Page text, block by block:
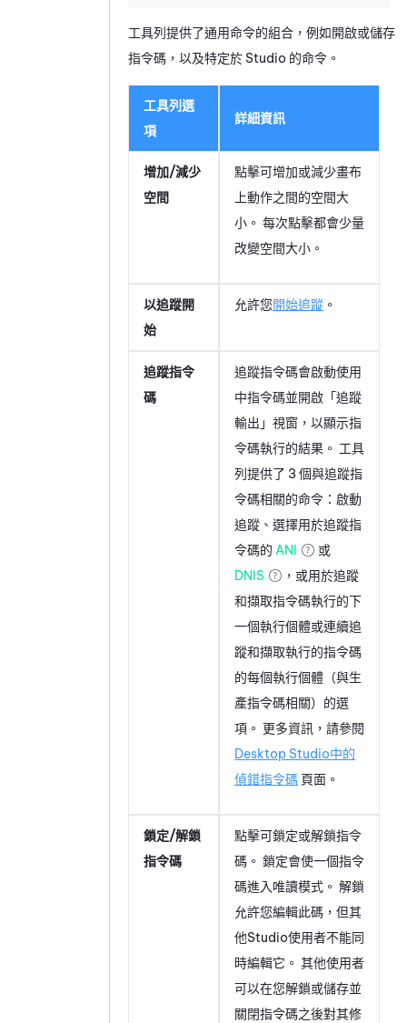
工具列提供了通用命令的組合，例如開啟或儲存
指令碼，以及特定於 Studio 的命令。
工具列選
項
詳細資訊
增加/減少
空間
點擊可增加或減少畫布
上動作之間的空間大
小。 每次點擊都會少量
改變空間大小。
以追蹤開
始
允許您開始追蹤 。
追蹤指令
碼
追蹤指令碼會啟動使用
中指令碼並開啟「追蹤
輸出」視窗，以顯示指
令碼執行的結果。 工具
列提供了 3 個與追蹤指
令碼相關的命令：啟動
追蹤、選擇用於追蹤指
令碼的 ANI
或
DNIS
，或用於追蹤
和擷取指令碼執行的下
一個執行個體或連續追
蹤和擷取執行的指令碼
的每個執行個體（與生
產指令碼相關）的選
項。 更多資訊，請參閱
Desktop Studio中的
偵錯指令碼 頁面。
鎖定/解鎖
指令碼
點擊可鎖定或解鎖指令
碼。 鎖定會使一個指令
碼進入唯讀模式。 解鎖
允許您編輯此碼，但其
他Studio使用者不能同
時編輯它。 其他使用者
可以在您解鎖或儲存並
關閉指令碼之後對其修